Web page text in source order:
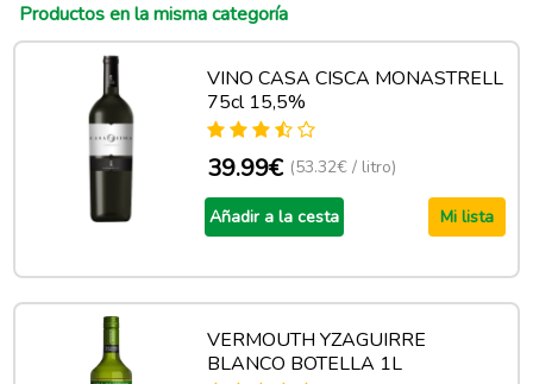
Productos en la misma categoría
VINO CASA CISCA MONASTRELL
75cl 15,5%
39.99€ (53.32€ / litro)
Añadir a la cesta Mi lista
VERMOUTH YZAGUIRRE
BLANCO BOTELLA 1L